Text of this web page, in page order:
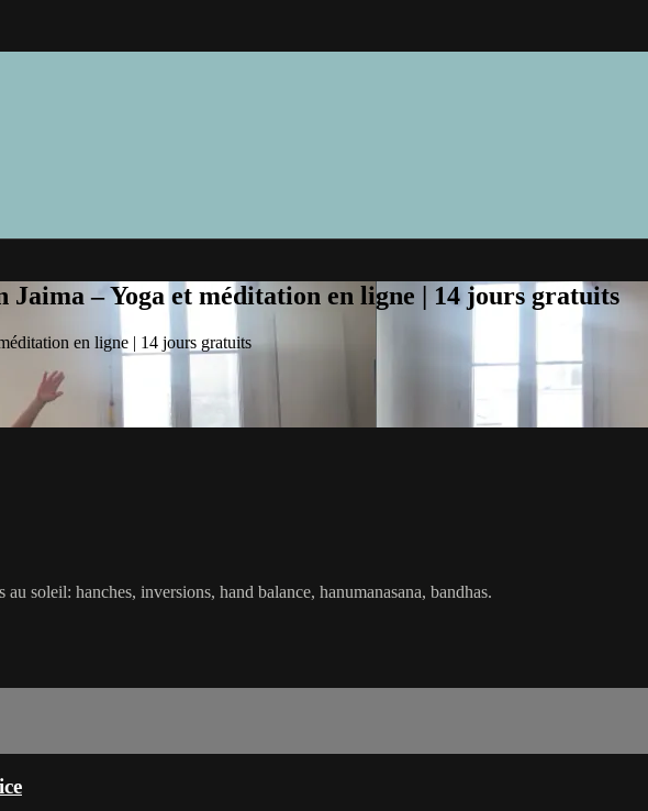
Jaima – Yoga et méditation en ligne | 14 jours gratuits
en ligne | 14 jours gratuits
soleil: hanches, inversions, hand balance, hanumanasana, bandhas.